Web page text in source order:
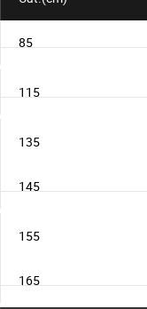
85
115
135
145
155
165